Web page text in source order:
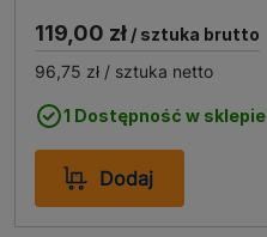
119,00 zł / sztuka brutto
96,75 zł / sztuka netto
1 Dostępność w sklepie
Dodaj